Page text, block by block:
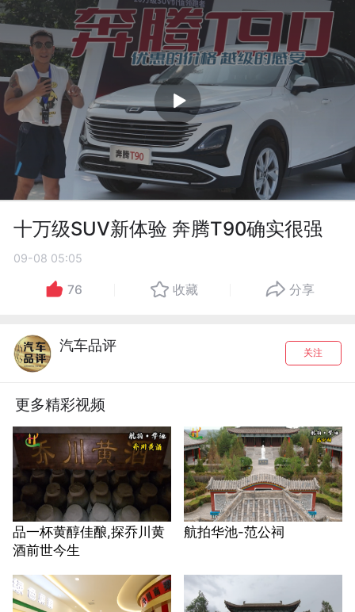
十万级SUV新体验 奔腾T90确实很强
09-08 05:05
76 收藏 分享
汽车品评 关注
更多精彩视频
品一杯黄醇佳酿,探乔川黄
酒前世今生
航拍华池-范公祠